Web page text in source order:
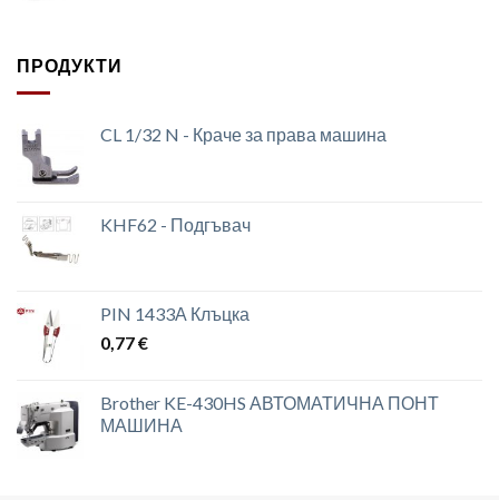
ПРОДУКТИ
CL 1/32 N - Краче за права машина
KHF62 - Подгъвач
PIN 1433А Клъцка
0,77€
Brother KE-430HS АВТОМАТИЧНА ПОНТ
МАШИНА